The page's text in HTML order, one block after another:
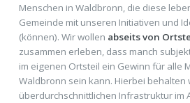
Menschen in Waldbronn, die diese
Gemeinde mit unseren Initiativen und
(können). Wir wollen abseits von
zusammen erleben, dass manch
im eigenen Ortsteil ein Gewinn für alle
Waldbronn sein kann. Hierbei behalten
überdurchschnittlichen Infrastruktur im